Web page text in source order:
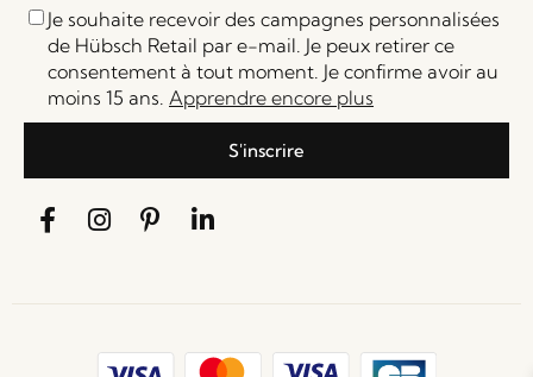
Je souhaite recevoir des campagnes personnalisées
de Hübsch Retail par e-mail. Je peux retirer ce
consentement à tout moment. Je confirme avoir au
moins 15 ans. Apprendre encore plus
S'inscrire